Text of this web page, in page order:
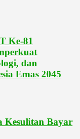
Ke-81
dan
Emas 2045
Kesulitan Bayar